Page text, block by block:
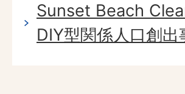
Sunset Beach
DIY型関係人口創出